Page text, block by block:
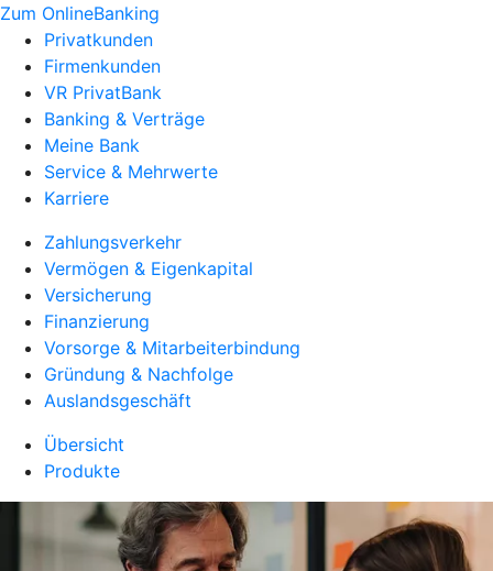
Zum OnlineBanking
Privatkunden
Firmenkunden
VR PrivatBank
Banking & Verträge
Meine Bank
Service & Mehrwerte
Karriere
Zahlungsverkehr
Vermögen & Eigenkapital
Versicherung
Finanzierung
Vorsorge & Mitarbeiterbindung
Gründung & Nachfolge
Auslandsgeschäft
Übersicht
Produkte